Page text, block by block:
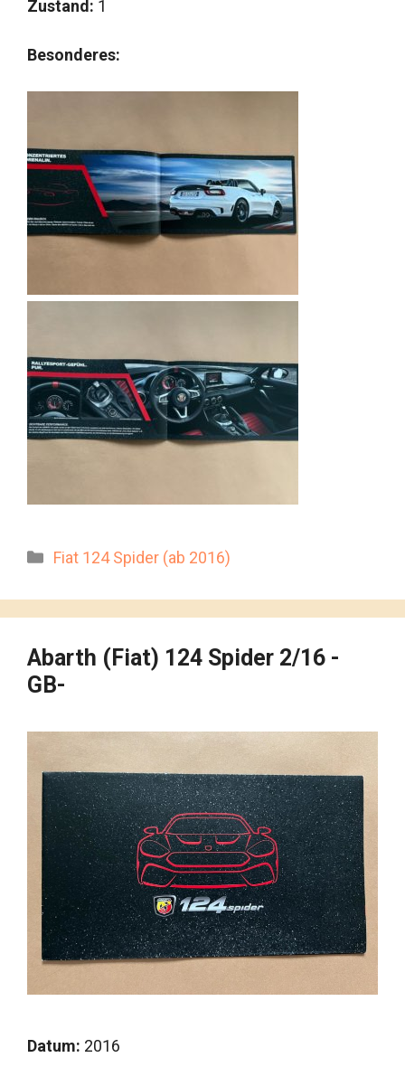
Zustand: 1
Besonderes:
Kategorien
Fiat 124 Spider (ab 2016)
Abarth (Fiat) 124 Spider 2/16 -
GB-
Datum: 2016